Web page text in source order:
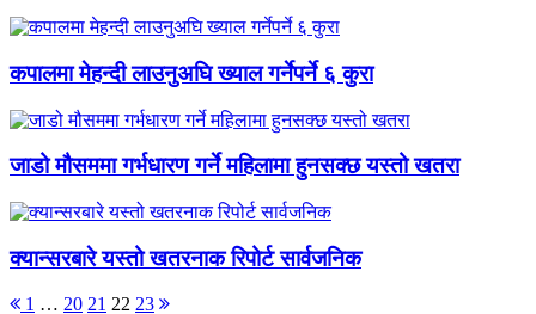
कपालमा मेहन्दी लाउनुअघि ख्याल गर्नेपर्ने ६ कुरा
जाडो मौसममा गर्भधारण गर्ने महिलामा हुनसक्छ यस्तो खतरा
क्यान्सरबारे यस्तो खतरनाक रिपोर्ट सार्वजनिक
1 … 20 21 22 23